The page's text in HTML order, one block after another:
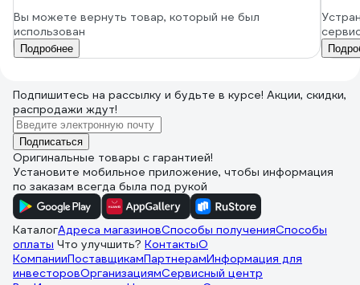
Вы можете вернуть товар, который не был
использован
Подробнее
Подпишитесь на рассылку и будьте в курсе! Акции, скидки,
распродажи ждут!
Подписаться
Оригинальные товары с гарантией!
Установите мобильное приложение, чтобы информация
по заказам всегда была под рукой
КаталогАдреса магазиновСпособы полученияСпособы
оплаты Что улучшить? КонтактыО
КомпанииПоставщикамПартнерамИнформация для
инвесторовОрганизациямСервисный центр